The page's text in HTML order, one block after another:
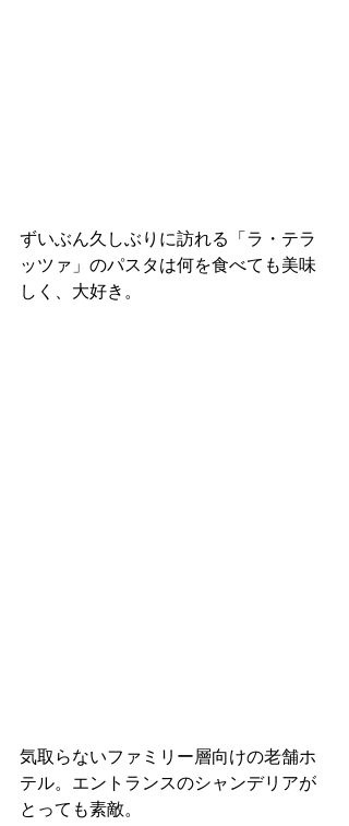
ずいぶん久しぶりに訪れる「ラ・テラ
ッツァ」のパスタは何を食べても美味
しく、大好き。
気取らないファミリー層向けの老舗ホ
テル。エントランスのシャンデリアが
とっても素敵。